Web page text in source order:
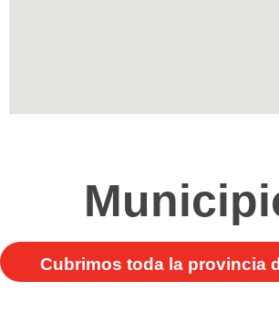
Cubrimos toda la provincia